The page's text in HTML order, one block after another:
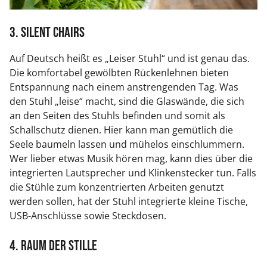
3. Silent Chairs
Auf Deutsch heißt es „Leiser Stuhl“ und ist genau das.
Die komfortabel gewölbten Rückenlehnen bieten
Entspannung nach einem anstrengenden Tag. Was
den Stuhl „leise“ macht, sind die Glaswände, die sich
an den Seiten des Stuhls befinden und somit als
Schallschutz dienen. Hier kann man gemütlich die
Seele baumeln lassen und mühelos einschlummern.
Wer lieber etwas Musik hören mag, kann dies über die
integrierten Lautsprecher und Klinkenstecker tun. Falls
die Stühle zum konzentrierten Arbeiten genutzt
werden sollen, hat der Stuhl integrierte kleine Tische,
USB-Anschlüsse sowie Steckdosen.
4. Raum der Stille